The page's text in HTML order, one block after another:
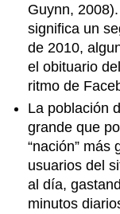
Guynn,
significa un
de 2010,
el obituario
ritmo de
La población
grande que
“nación” más
usuarios del
al día,
minutos